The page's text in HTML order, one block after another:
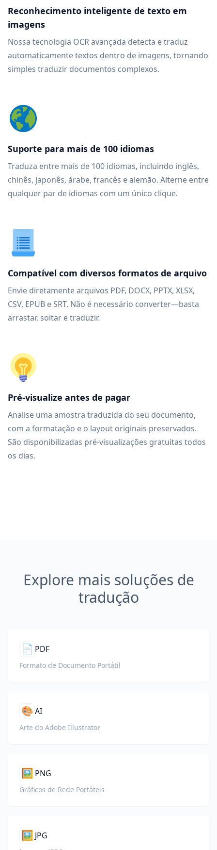
Reconhecimento inteligente de texto em
imagens
Nossa tecnologia OCR avançada detecta e traduz
automaticamente textos dentro de imagens, tornando
simples traduzir documentos complexos.
Suporte para mais de 100 idiomas
Traduza entre mais de 100 idiomas, incluindo inglês,
chinês, japonês, árabe, francês e alemão. Alterne entre
qualquer par de idiomas com um único clique.
Compatível com diversos formatos de arquivo
Envie diretamente arquivos PDF, DOCX, PPTX, XLSX,
CSV, EPUB e SRT. Não é necessário converter—basta
arrastar, soltar e traduzir.
Pré-visualize antes de pagar
Analise uma amostra traduzida do seu documento,
com a formatação e o layout originais preservados.
São disponibilizadas pré-visualizações gratuitas todos
os dias.
Explore mais soluções de
tradução
📄 PDF
Formato de Documento Portátil
🎨AI
Arte do Adobe Illustrator
🖼️ PNG
Gráficos de Rede Portáteis
🖼️ JPG